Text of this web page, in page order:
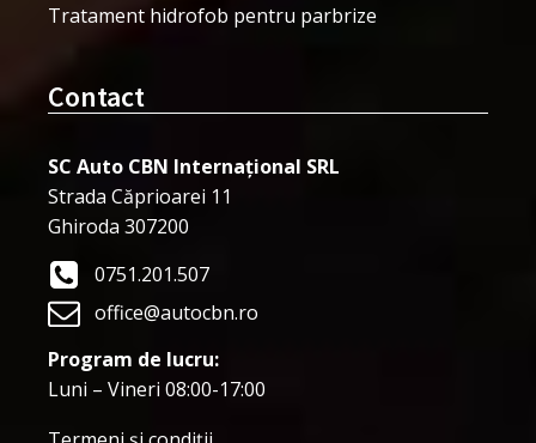
Tratament hidrofob pentru parbrize
Contact
SC Auto CBN Internațional SRL
Strada Căprioarei 11
Ghiroda 307200
0751.201.507
office@autocbn.ro
Program de lucru:
Luni – Vineri 08:00-17:00